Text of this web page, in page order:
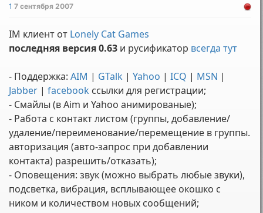
17 сентября 2007
IM клиент от Lonely Cat Games
последняя версия 0.63 и русификатор всегда тут
- Поддержкa:AIM | GTalk |Yahoo |ICQ | MSN |
Jabber |facebook ссылки для регистрации;
- Смайлы (в Aim и Yahoo анимированые);
- Работа с контакт листом (группы, добавление/
удаление/переименование/перемещение в группы.
авторизация (авто-запрос при добавлении
контакта) разрешить/отказать);
- Оповещения: звук (можно выбрать любые звуки),
подсветка, вибрация, всплывающее окошко с
ником и количеством новых сообщений;